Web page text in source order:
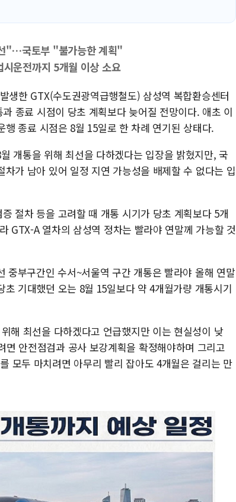
"…국토부 "불가능한 계획"
운전까지 5개월 이상 소요
한 GTX(수도권광역급행철도) 삼성역 복합환승센터
종료 시점이 당초 계획보다 늦어질 전망이다. 애초 이
종료 시점은 8월 15일로 한 차례 연기된 상태다.
개통을 위해 최선을 다하겠다는 입장을 밝혔지만, 국
가 남아 있어 일정 지연 가능성을 배제할 수 없다는 입
절차 등을 고려할 때 개통 시기가 당초 계획보다 5개
GTX-A 열차의 삼성역 정차는 빨라야 연말께 가능할 것
중부구간인 수서~서울역 구간 개통은 빨라야 올해 연말
기대했던 오는 8월 15일보다 약 4개월가량 개통시기
해 최선을 다하겠다고 언급했지만 이는 현실성이 낮
안전점검과 공사 보강계획을 확정해야하며 그리고
모두 마치려면 아무리 빨리 잡아도 4개월은 걸리는 만